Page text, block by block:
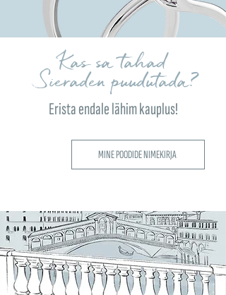
Kas sa tahad
Sieraden puudutada?
Erista endale lähim kauplus!
MINE POODIDE NIMEKIRJA